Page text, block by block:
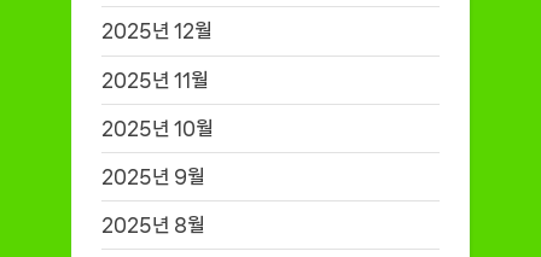
2025년 12월
2025년 11월
2025년 10월
2025년 9월
2025년 8월